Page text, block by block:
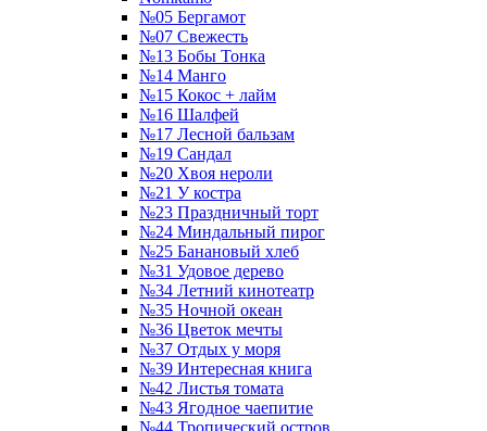
№05 Бергамот
№07 Свежесть
№13 Бобы Тонка
№14 Манго
№15 Кокос + лайм
№16 Шалфей
№17 Лесной бальзам
№19 Сандал
№20 Хвоя нероли
№21 У костра
№23 Праздничный торт
№24 Миндальный пирог
№25 Банановый хлеб
№31 Удовое дерево
№34 Летний кинотеатр
№35 Ночной океан
№36 Цветок мечты
№37 Отдых у моря
№39 Интересная книга
№42 Листья томата
№43 Ягодное чаепитие
№44 Тропический остров